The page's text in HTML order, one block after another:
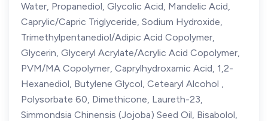
Water, Propanediol, Glycolic Acid, Mandelic Acid,
Caprylic/Capric Triglyceride, Sodium Hydroxide,
Trimethylpentanediol/Adipic Acid Copolymer,
Glycerin, Glyceryl Acrylate/Acrylic Acid Copolymer,
PVM/MA Copolymer, Caprylhydroxamic Acid, 1,2-
Hexanediol, Butylene Glycol, Cetearyl Alcohol ,
Polysorbate 60, Dimethicone, Laureth-23,
Simmondsia Chinensis (Jojoba) Seed Oil, Bisabolol,